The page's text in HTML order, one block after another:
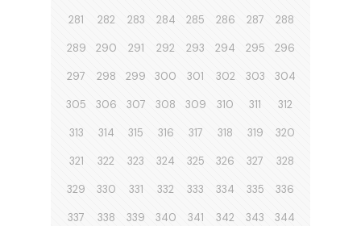
281 282 283 284 285 286 287 288
289 290 291 292 293 294 295 296
297 298 299 300 301 302 303 304
305 306 307 308 309 310 311 312
313 314 315 316 317 318 319 320
321 322 323 324 325 326 327 328
329 330 331 332 333 334 335 336
337 338 339 340 341 342 343 344